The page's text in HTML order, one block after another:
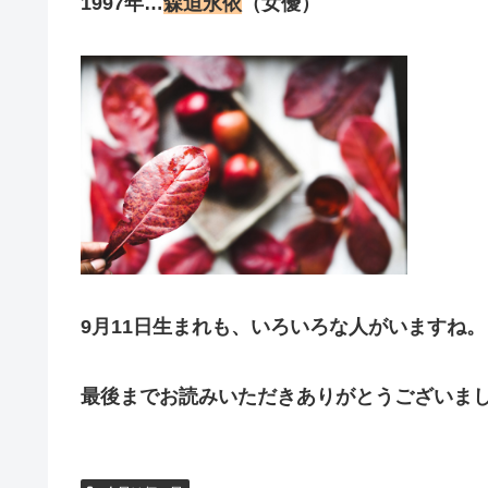
9月11日生まれも、いろいろな人がいますね。
最後までお読みいただきありがとうございま